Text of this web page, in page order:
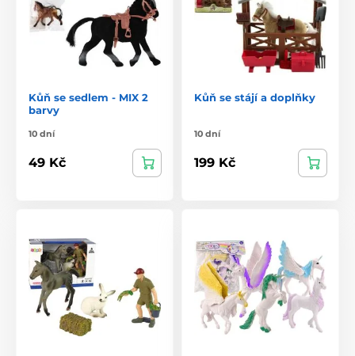
Kůň se sedlem - MIX 2
barvy
10 dní
49 Kč
Kůň se stájí a doplňky
10 dní
199 Kč